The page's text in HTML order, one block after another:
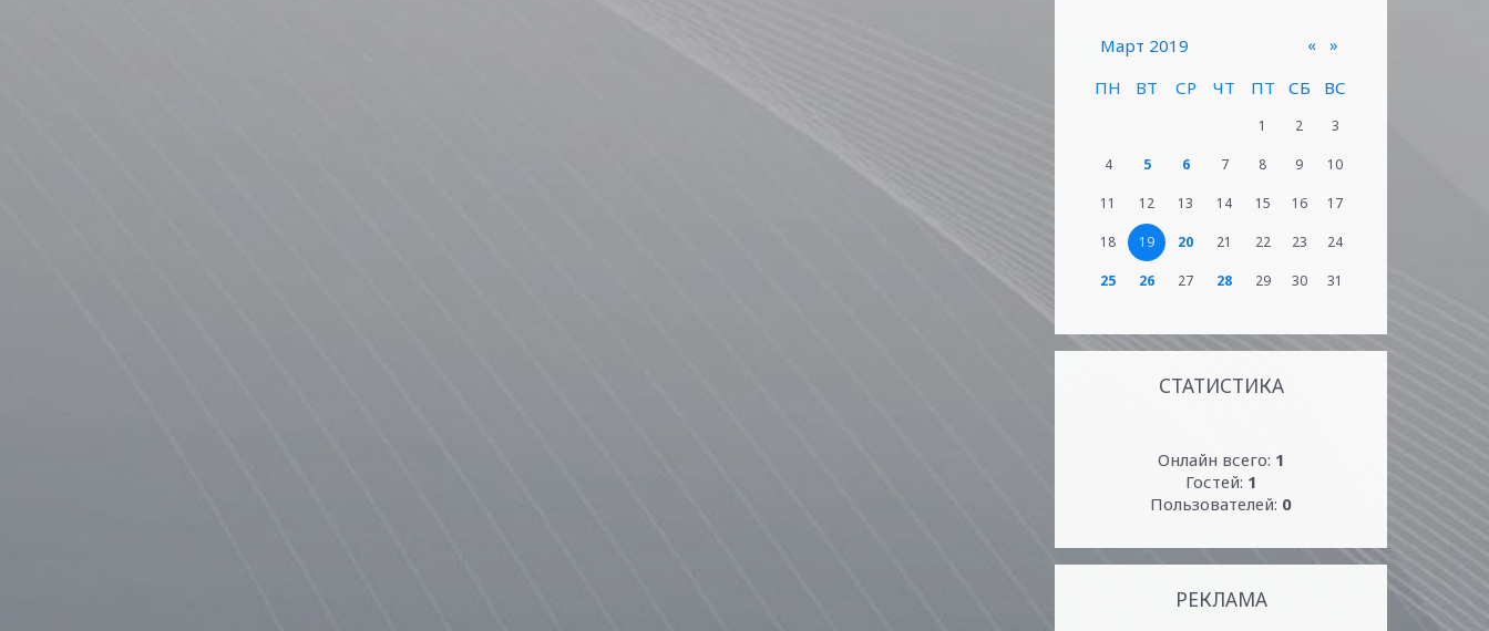
«
Март 2019
»
ПН
ВТ СР ЧТ ПТ СБ ВС
1 2 3
4 5 6 7 8 9 10
11 12 13 14 15 16 17
18 19 20 21 22 23 24
25 26 27 28 29 30 31
СТАТИСТИКА
Онлайн всего: 1
Гостей: 1
Пользователей: 0
РЕКЛАМА